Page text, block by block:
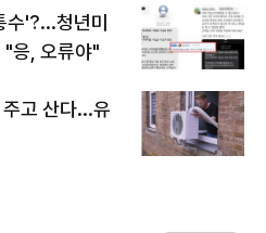
'?...청년미
"응, 오류야"
고 산다...유